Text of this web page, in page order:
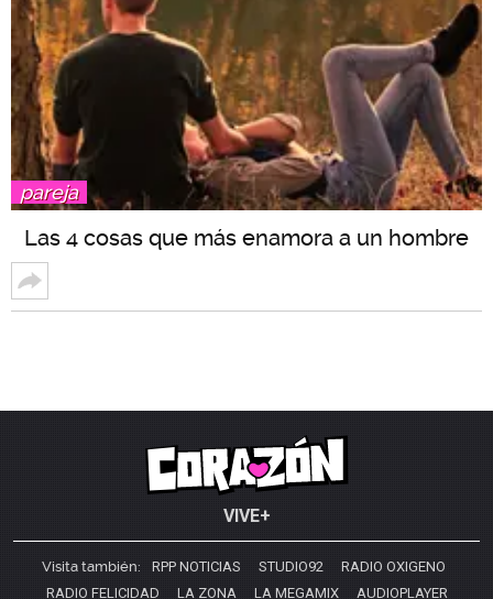
pareja
Las 4 cosas que más enamora a un hombre
VIVE+
Visita también: RPP NOTICIAS STUDIO92
RADIO OXIGENO
RADIO FELICIDAD
LA ZONA LA MEGAMIX AUDIOPLAYER